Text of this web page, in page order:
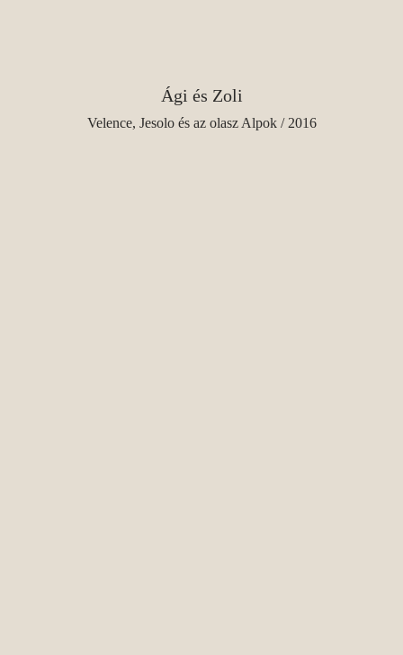
Ági és Zoli
Velence, Jesolo és az olasz Alpok / 2016